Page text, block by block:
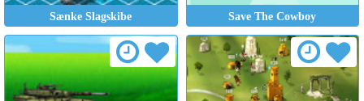
Sænke Slagskibe Save The Cowboy